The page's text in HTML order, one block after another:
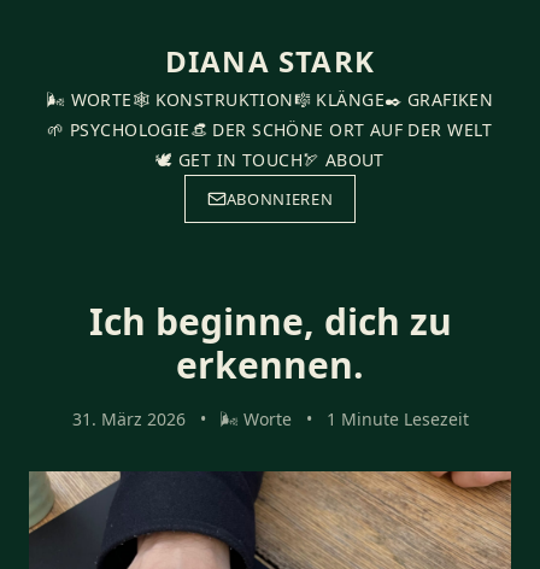
DIANA STARK
🌬️ WORTE🕸️ KONSTRUKTION🎼 KLÄNGE✒️ GRAFIKEN
🌱 PSYCHOLOGIE👒 DER SCHÖNE ORT AUF DER WELT
🕊️ GET IN TOUCH🏹 ABOUT
ABONNIEREN
Ich beginne, dich zu
erkennen.
31. März 2026 • 🌬️ Worte • 1 Minute Lesezeit